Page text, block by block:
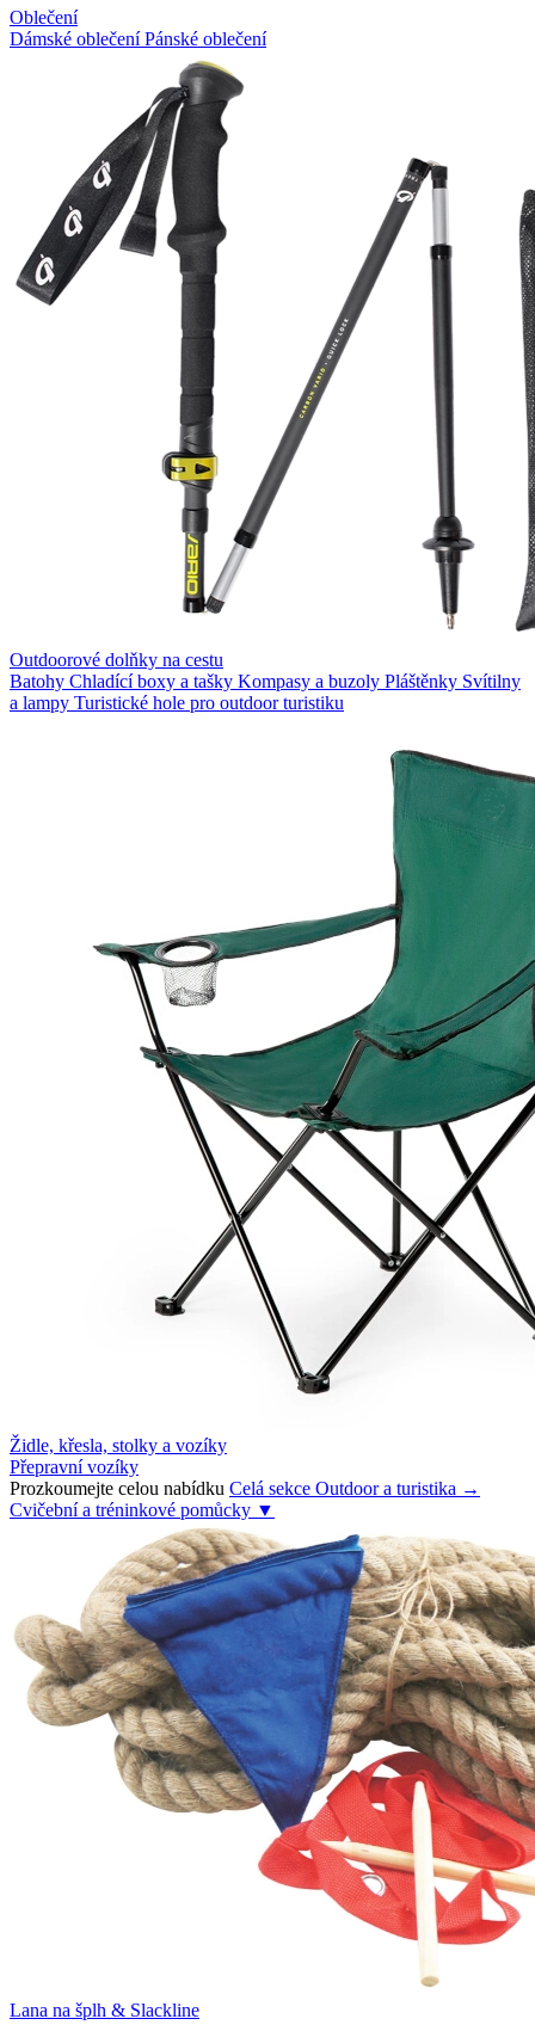
Oblečení
Dámské oblečeníPánské oblečení
Outdoorové dolňky na cestu
Batohy Chladící boxy a tašky Kompasy a buzoly Pláštěnky Svítilny
a lampy Turistické hole pro outdoor turistiku
Židle, křesla, stolky a vozíky
Přepravní vozíky
Prozkoumejte celou nabídku Celá sekce Outdoor a turistika →
Cvičební a tréninkové pomůcky ▼
Lana na šplh & Slackline